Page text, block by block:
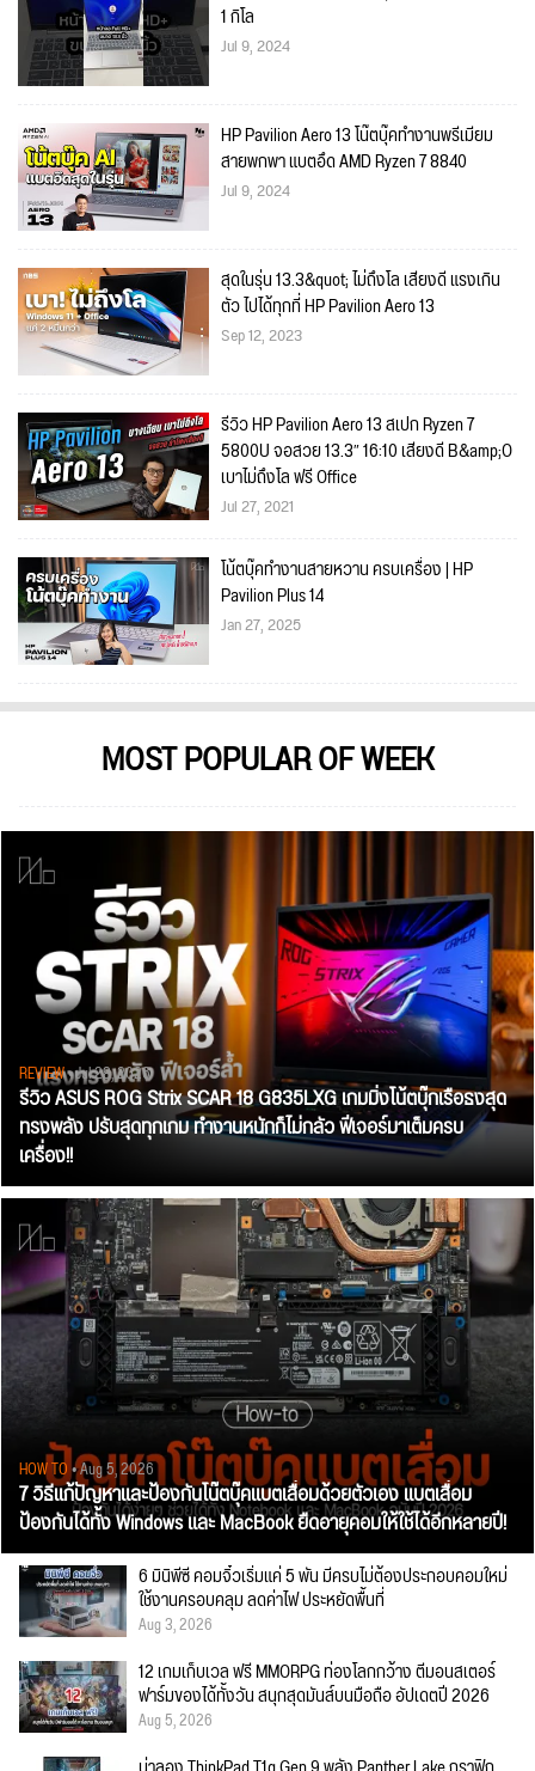
1 กิโล
Jul 9, 2024
HP Pavilion Aero 13 โน๊ตบุ๊คทำงานพรีเมียม
สายพกพา แบตอึด AMD Ryzen 7 8840
Jul 9, 2024
สุดในรุ่น 13.3&quot; ไม่ถึงโล เสียงดี แรงเกิน
ตัว ไปได้ทุกที่ HP Pavilion Aero 13
Sep 12, 2023
รีวิว HP Pavilion Aero 13 สเปก Ryzen 7
5800U จอสวย 13.3″ 16:10 เสียงดี B&amp;O
เบาไม่ถึงโล ฟรี Office
Jul 27, 2021
โน้ตบุ๊คทำงานสายหวาน ครบเครื่อง | HP
Pavilion Plus 14
Jan 27, 2025
MOST POPULAR OF WEEK
REVIEW• Jul 28, 2026
รีวิว ASUS ROG Strix SCAR 18 G835LXG เกมมิ่งโน้ตบุ๊กเรือธงสุด
ทรงพลัง ปรับสุดทุกเกม ทำงานหนักก็ไม่กลัว ฟีเจอร์มาเต็มครบ
เครื่อง!!
HOW TO• Aug 5, 2026
7 วิธีแก้ปัญหาและป้องกันโน๊ตบุ๊คแบตเสื่อมด้วยตัวเอง แบตเสื่อม
ป้องกันได้ทั้ง Windows และ MacBook ยืดอายุคอมให้ใช้ได้อีกหลายปี!
6 มินิพีซี คอมจิ๋วเริ่มแค่ 5 พัน มีครบไม่ต้องประกอบคอมใหม่
ใช้งานครอบคลุม ลดค่าไฟ ประหยัดพื้นที่
Aug 3, 2026
12 เกมเก็บเวล ฟรี MMORPG ท่องโลกกว้าง ตีมอนสเตอร์
ฟาร์มของได้ทั้งวัน สนุกสุดมันส์บนมือถือ อัปเดตปี 2026
Aug 5, 2026